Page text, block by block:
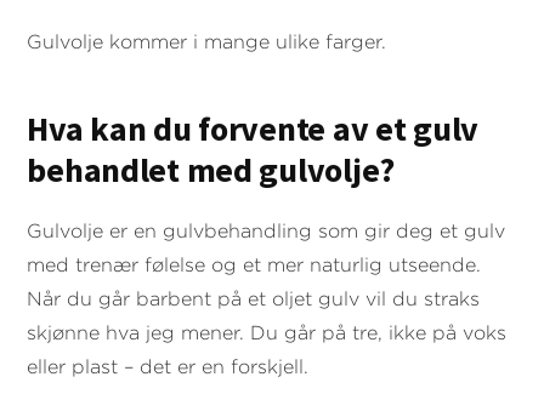
Gulvolje kommer i mange ulike farger.
Hva kan du forvente av et gulv
behandlet med gulvolje?
Gulvolje er en gulvbehandling som gir deg et gulv
med trenær følelse og et mer naturlig utseende.
Når du går barbent på et oljet gulv vil du straks
skjønne hva jeg mener. Du går på tre, ikke på voks
eller plast – det er en forskjell.